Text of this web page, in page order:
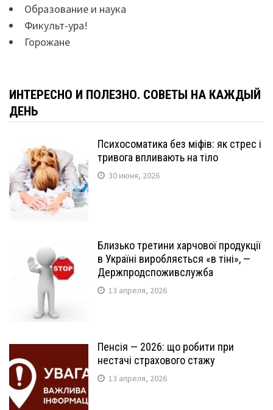
Образование и наука
Фикульт-ура!
Горожане
ИНТЕРЕСНО И ПОЛЕЗНО. СОВЕТЫ НА КАЖДЫЙ
ДЕНЬ
Психосоматика без міфів: як стрес і
тривога впливають на тіло
30 июня, 2026
Близько третини харчової продукції
в Україні виробляється «в тіні», —
Держпродспоживслужба
13 апреля, 2026
Пенсія — 2026: що робити при
нестачі страхового стажу
13 апреля, 2026